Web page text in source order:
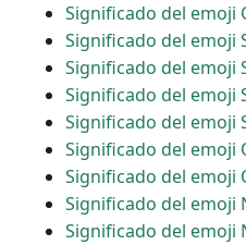
Significado del emoji
Significado del emoji
Significado del emoji
Significado del emoji
Significado del emoji
Significado del emoji
Significado del emoji
Significado del emoji
Significado del emoji